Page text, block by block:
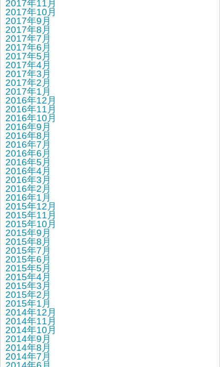
2017年11月
2017年10月
2017年9月
2017年8月
2017年7月
2017年6月
2017年5月
2017年4月
2017年3月
2017年2月
2017年1月
2016年12月
2016年11月
2016年10月
2016年9月
2016年8月
2016年7月
2016年6月
2016年5月
2016年4月
2016年3月
2016年2月
2016年1月
2015年12月
2015年11月
2015年10月
2015年9月
2015年8月
2015年7月
2015年6月
2015年5月
2015年4月
2015年3月
2015年2月
2015年1月
2014年12月
2014年11月
2014年10月
2014年9月
2014年8月
2014年7月